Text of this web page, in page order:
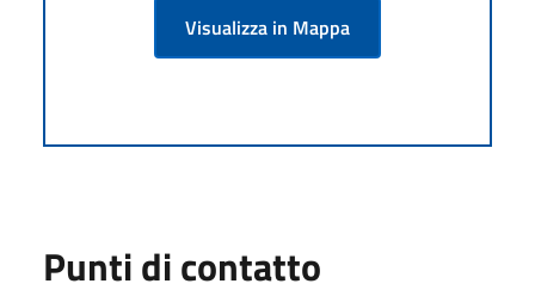
Visualizza in Mappa
Punti di contatto